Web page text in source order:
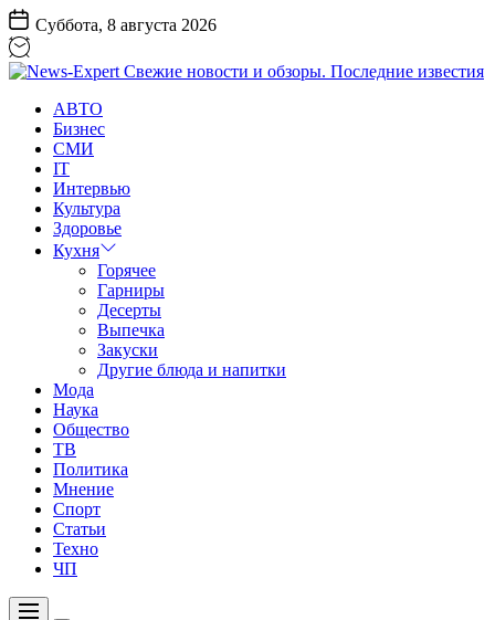
Перейти
к
содержанию
Суббота, 8 августа 2026
Expert
Свежие
новости
обзоры.
Последние
известия
АВТО
Бизнес
СМИ
IT
Интервью
Культура
Здоровье
Кухня
Горячее
Гарниры
Десерты
Выпечка
Закуски
Другие блюда и напитки
Мода
Наука
Общество
ТВ
Политика
Мнение
Спорт
Статьи
Техно
ЧП
Меню